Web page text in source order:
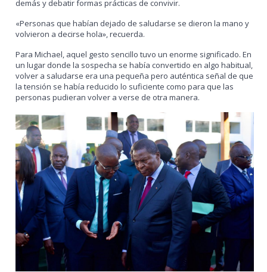
demás y debatir formas prácticas de convivir.
«Personas que habían dejado de saludarse se dieron la mano y
volvieron a decirse hola», recuerda.
Para Michael, aquel gesto sencillo tuvo un enorme significado. En
un lugar donde la sospecha se había convertido en algo habitual,
volver a saludarse era una pequeña pero auténtica señal de que
la tensión se había reducido lo suficiente como para que las
personas pudieran volver a verse de otra manera.